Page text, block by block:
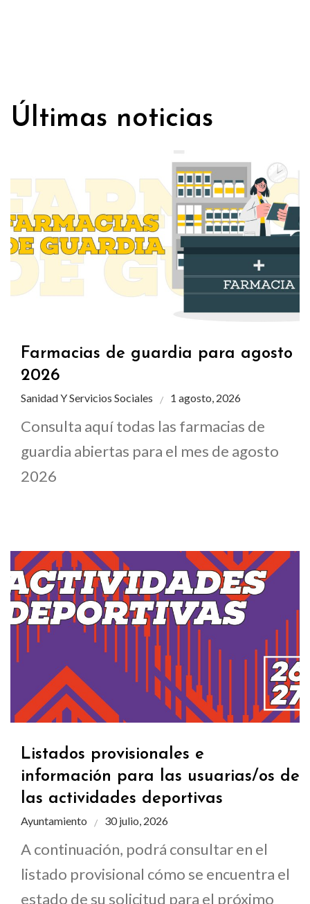
Últimas noticias
Farmacias de guardia para agosto
2026
Sanidad Y Servicios Sociales 1 agosto, 2026
Consulta aquí todas las farmacias de
guardia abiertas para el mes de agosto
2026
Listados provisionales e
información para las usuarias/os de
las actividades deportivas
Ayuntamiento 30 julio, 2026
A continuación, podrá consultar en el
listado provisional cómo se encuentra el
estado de su solicitud para el próximo